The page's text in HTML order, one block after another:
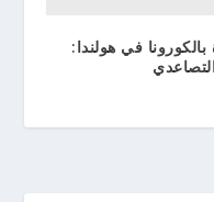
إصابة جديدة بالكورونا في هولندا: